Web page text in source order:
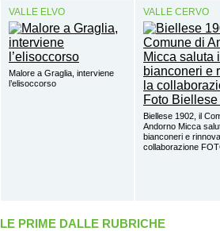
VALLE ELVO
Malore a Graglia, interviene
l’elisoccorso
VALLE CERVO
Biellese 1902, il
Andorno Micca
bianconeri e
collaborazione
LE PRIME DALLE RUBRICHE